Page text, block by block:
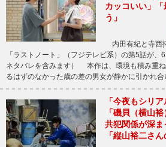
カッコいい」
う」
内田有紀と寺西
「ラストノート」（フジテレビ系）の第5話が、
ネタバレを含みます） 本作は、環境も積み重
るはずのなかった歳の差の男女が静かに引かれ
「今夜もシリ
「磯貝（横山
共犯関係が深ま
「縦山裕二さ